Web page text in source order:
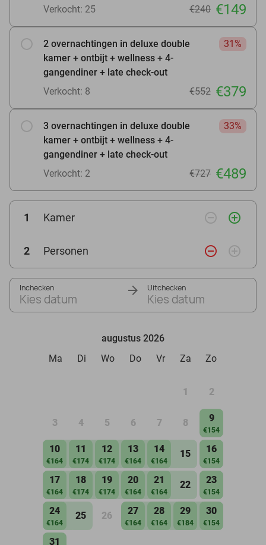
Verkocht: 25 €240 €149
2 overnachtingen in deluxe double
kamer + ontbijt + wellness + 4-
gangendiner + late check-out
31%
Verkocht: 8 €552 €379
3 overnachtingen in deluxe double
kamer + ontbijt + wellness + 4-
gangendiner + late check-out
33%
Verkocht: 2 €727 €489
1 Kamer remove_circle_outline add_circle_outline
2 Personen remove_circle_outline add_circle_outline
Inchecken
Kies datum
Uitchecken
Kies datum
augustus 2026
Ma
Di Wo Do Vr Za Zo
1 2
3 4 5 6 7 8 9
€154
10
€164
11
€174
12
€174
13
€164
14
€164
15 16
€154
17
€164
18
€174
19
€174
20
€164
21
€164
22 23
€154
24
€164
25 26 27
€164
28
€164
29
€184
30
€154
31